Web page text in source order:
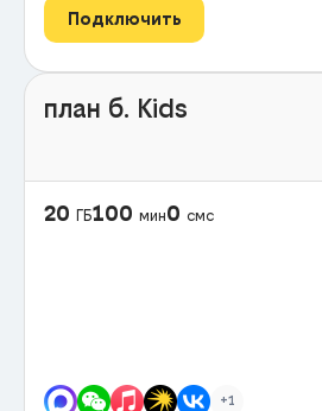
Подключить
план б. Kids
20 ГБ100 мин0 смс
+1